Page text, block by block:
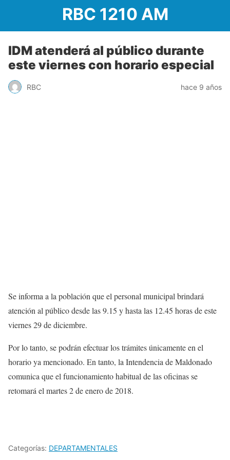
RBC 1210 AM
IDM atenderá al público durante
este viernes con horario especial
RBC hace 9 años
Se informa a la población que el personal municipal brindará
atención al público desde las 9.15 y hasta las 12.45 horas de este
viernes 29 de diciembre.
Por lo tanto, se podrán efectuar los trámites únicamente en el
horario ya mencionado. En tanto, la Intendencia de Maldonado
comunica que el funcionamiento habitual de las oficinas se
retomará el martes 2 de enero de 2018.
Categorías: DEPARTAMENTALES